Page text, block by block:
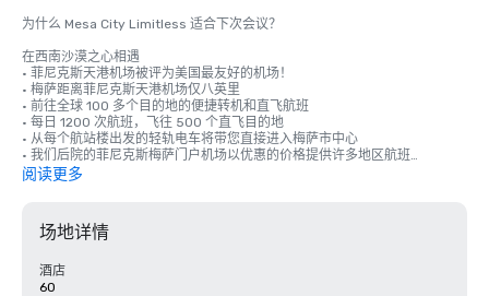
为什么 Mesa City Limitless 适合下次会议？
在西南沙漠之心相遇
• 菲尼克斯天港机场被评为美国最友好的机场！
• 梅萨距离菲尼克斯天港机场仅八英里
• 前往全球 100 多个目的地的便捷转机和直飞航班
• 每日 1200 次航班，飞往 500 个直飞目的地
• 从每个航站楼出发的轻轨电车将带您直接进入梅萨市中心
• 我们后院的菲尼克斯梅萨门户机场以优惠的价格提供许多地区航班
• 会议费用比全国平均水平低25％
• 在所有梅萨酒店和梅萨会议中心免费停车
• 无需花费任何费用即可享受五钻目的地体验
• 季节性定价机会比比皆是-向我们询问最优惠的日期！
阅读更多
场地详情
酒店
60